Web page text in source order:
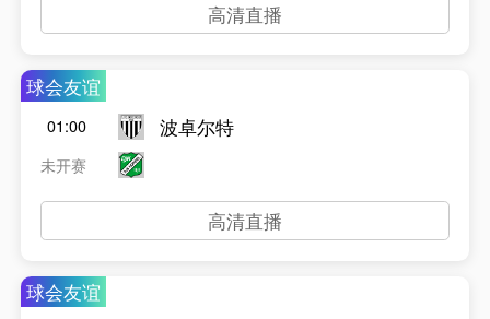
高清直播
球会友谊
01:00
未开赛
波卓尔特
高清直播
球会友谊